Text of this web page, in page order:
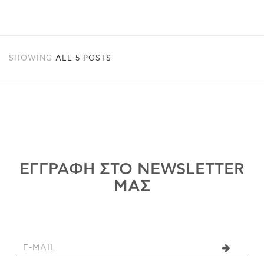
SHOWING ALL 5 POSTS
ΕΓΓΡΑΦΗ ΣΤΟ NEWSLETTER
ΜΑΣ